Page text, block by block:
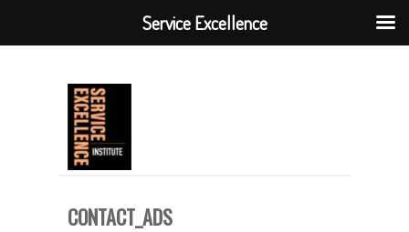
CONTACT_ADS
Service Excellence